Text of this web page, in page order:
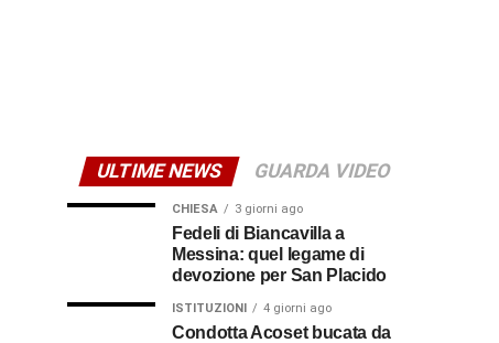
ULTIME NEWS GUARDA VIDEO
CHIESA 3 giorni ago
Fedeli di Biancavilla a
Messina: quel legame di
devozione per San Placido
ISTITUZIONI 4 giorni ago
Condotta Acoset bucata da